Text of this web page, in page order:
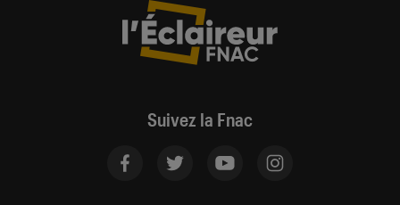
Suivez la Fnac